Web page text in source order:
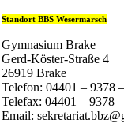
Standort BBS Wesermarsch
Gymnasium Brake
Gerd-Köster-Straße 4
26919 Brake
Telefon: 04401 – 9378
Telefax: 04401 – 9378
Email: